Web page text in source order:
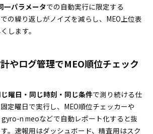
一パラメータでの自動実行に限定する
の繰り返しがノイズを減らし、MEO上位表
します。
やログ管理でMEO順位チェック
曜日・同じ時刻・同じ条件で測り続ける仕
定曜日で実行し、MEO順位チェッカーや
gyro-n meoなどで自動レポート化すると抜
。速報用はダッシュボード、精査用はスク